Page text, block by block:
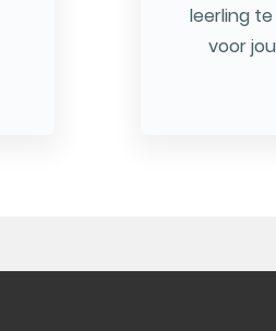
leerling
voor